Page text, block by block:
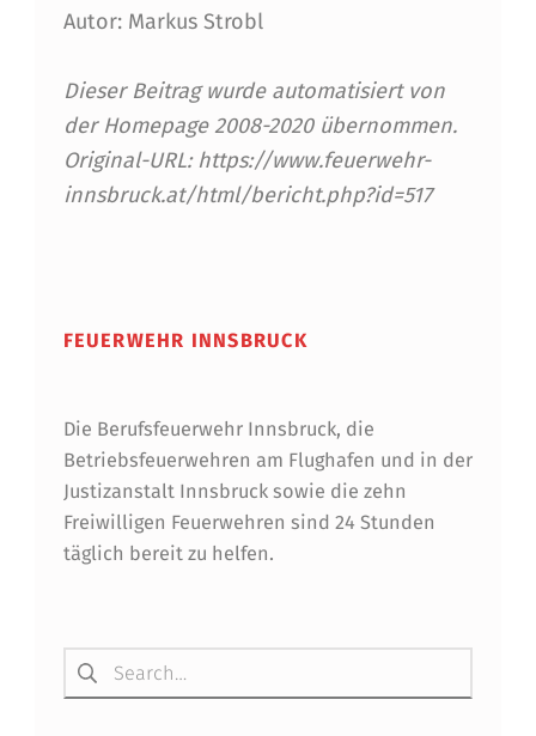
Autor: Markus Strobl
Dieser Beitrag wurde automatisiert von
der Homepage 2008-2020 übernommen.
Original-URL: https://www.feuerwehr-
innsbruck.at/html/bericht.php?id=517
FEUERWEHR INNSBRUCK
Die Berufsfeuerwehr Innsbruck, die
Betriebsfeuerwehren am Flughafen und in der
Justizanstalt Innsbruck sowie die zehn
Freiwilligen Feuerwehren sind 24 Stunden
täglich bereit zu helfen.
Suchen nach: